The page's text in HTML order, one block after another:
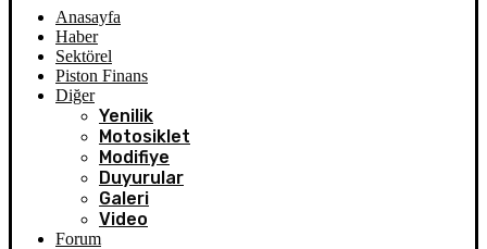
Anasayfa
Haber
Sektörel
Piston Finans
Diğer
Yenilik
Motosiklet
Modifiye
Duyurular
Galeri
Video
Forum